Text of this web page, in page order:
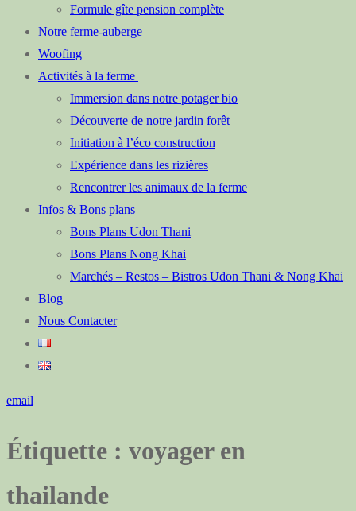
Formule gîte pension complète
Notre ferme-auberge
Woofing
Activités à la ferme
Immersion dans notre potager bio
Découverte de notre jardin forêt
Initiation à l’éco construction
Expérience dans les rizières
Rencontrer les animaux de la ferme
Infos & Bons plans
Bons Plans Udon Thani
Bons Plans Nong Khai
Marchés – Restos – Bistros Udon Thani & Nong Khai
Blog
Nous Contacter
email
Étiquette : voyager en
thailande